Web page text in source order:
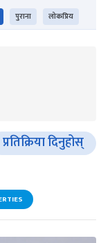
पुराना लोकप्रिय
प्रतिक्रिया दिनुहोस्